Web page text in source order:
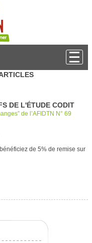
DE L'ÉTUDE CODIT
de l’AFIDTN N° 69
de 5% de remise sur